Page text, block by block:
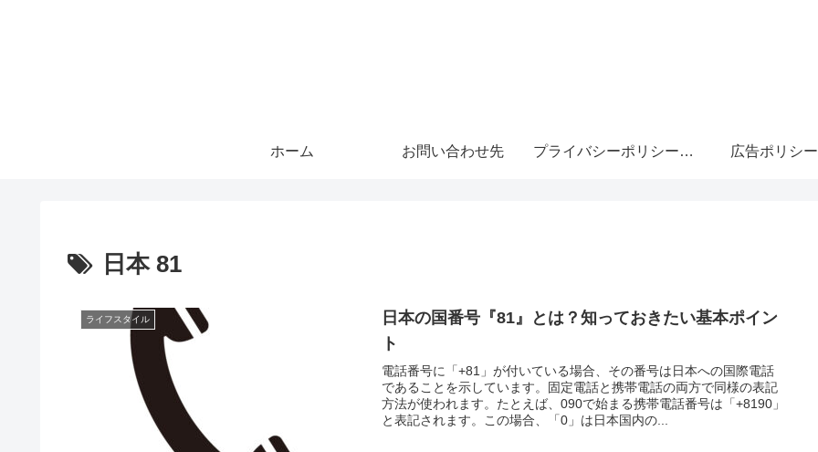
ホーム お問い合わせ先 プライバシーポリシー・免責事項 広告ポリシー
日本 81
ライフスタイル
日本の国番号『81』とは？知っておきたい基本ポイン
ト
電話番号に「+81」が付いている場合、その番号は日本への国際電話
であることを示しています。固定電話と携帯電話の両方で同様の表記
方法が使われます。たとえば、090で始まる携帯電話番号は「+8190」
と表記されます。この場合、「0」は日本国内の...